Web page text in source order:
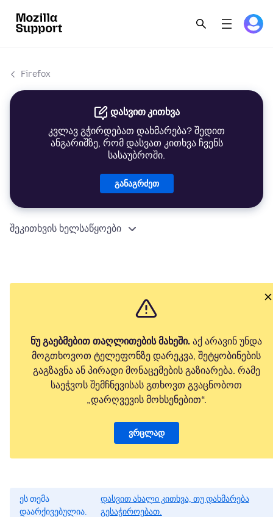
Firefox
დასვით კითხვა
კვლავ გჭირდებათ დახმარება? შედით
ანგარიშზე, რომ დასვათ კითხვა ჩვენს
სასაუბროში.
განაგრძეთ
შეკითხვის ხელსაწყოები
ნუ გაებმებით თაღლითების მახეში. აქ არავინ უნდა
მოგთხოვოთ ტელეფონზე დარეკვა, შეტყობინების
გაგზავნა ან პირადი მონაცემების გაზიარება. რამე
საეჭვოს შემჩნევისას გთხოვთ გვაცნობოთ
„დარღვევის მოხსენებით“.
ვრცლად
ეს თემა
დაარქივებულია.
დასვით ახალი კითხვა, თუ დახმარება
გესაჭიროებათ.